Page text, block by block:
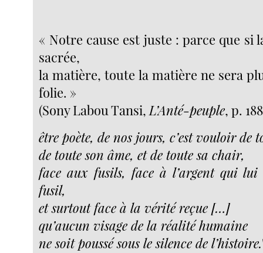
« Notre cause est juste : parce que si
sacrée,
la matière, toute la matière ne sera
folie. »
(Sony Labou Tansi,L’Anté-peuple, p.
être poète, de nos jours, c’est vouloir de
de toute son âme, et de toute sa chair,
face aux fusils, face à l’argent qui
fusil,
et surtout face à la vérité reçue […]
qu’aucun visage de la réalité humaine
ne soit poussé sous le silence de l’histoire.